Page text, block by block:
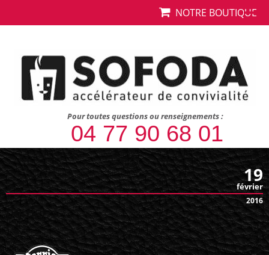
NOTRE BOUTIQUE
Pour toutes questions ou renseignements :
04 77 90 68 01
19
février
2016
perrier